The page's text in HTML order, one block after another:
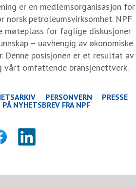
er en medlemsorganisasjon for
norsk petroleumsvirksomhet. NPF
møteplass for faglige diskusjoner
– uavhengig av økonomiske
Denne posisjonen er et resultat av
vårt omfattende bransjenettverk.
PERSONVERN
PRESSE
NYHETSBREV FRA NPF